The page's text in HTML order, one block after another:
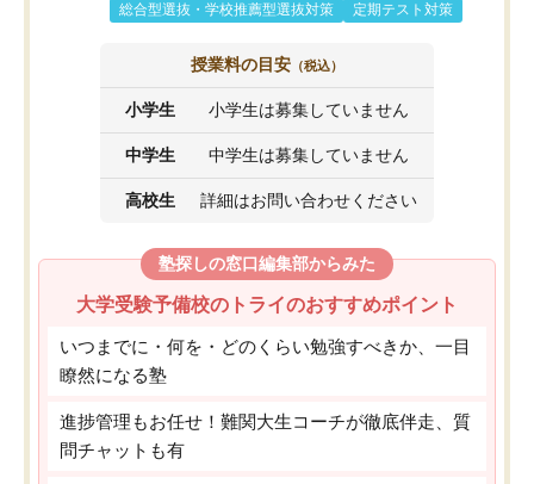
総合型選抜・学校推薦型選抜対策
定期テスト対策
授業料の目安 （税込）
小学生 小学生は募集していません
中学生 中学生は募集していません
高校生 詳細はお問い合わせください
塾探しの窓口編集部からみた
大学受験予備校のトライのおすすめポイント
いつまでに・何を・どのくらい勉強すべきか、一目
瞭然になる塾
進捗管理もお任せ！難関大生コーチが徹底伴走、質
問チャットも有